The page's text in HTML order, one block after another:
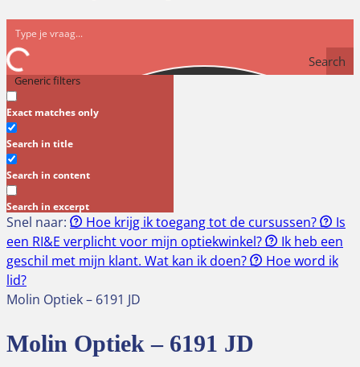
Search
Generic filters
Exact matches only
Search in title
Search in content
Search in excerpt
Snel naar: Hoe krijg ik toegang tot de cursussen?
Is
een RI&E verplicht voor mijn optiekwinkel?
Ik heb een
geschil met mijn klant. Wat kan ik doen?
Hoe word ik
lid?
Molin Optiek – 6191 JD
Molin Optiek – 6191 JD